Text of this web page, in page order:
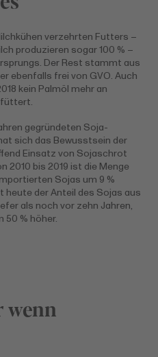
verzehrten Futters –
produzieren sogar 100 % –
Der Rest stammt aus
ebenfalls frei von GVO. Auch
kein Palmöl mehr an
gegründeten Soja-
sich das Bewusstsein der
Einsatz von Sojaschrot
2010 bis 2019 ist die Menge
Sojas um 9 %
heute der Anteil des Sojas aus
als noch vor zehn Jahren,
50 % höher.